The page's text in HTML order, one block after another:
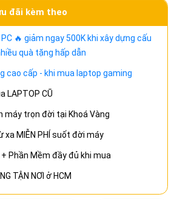
đãi kèm theo
PC 🔥 giảm ngay 500K khi xây dựng cấu
quà tặng hấp dẫn
cao cấp - khi mua laptop gaming
LAPTOP CŨ
máy trọn đời tại Khoá Vàng
xa MIỄN PHÍ suốt đời máy
Phần Mềm đầy đủ khi mua
TẬN NƠI ở HCM